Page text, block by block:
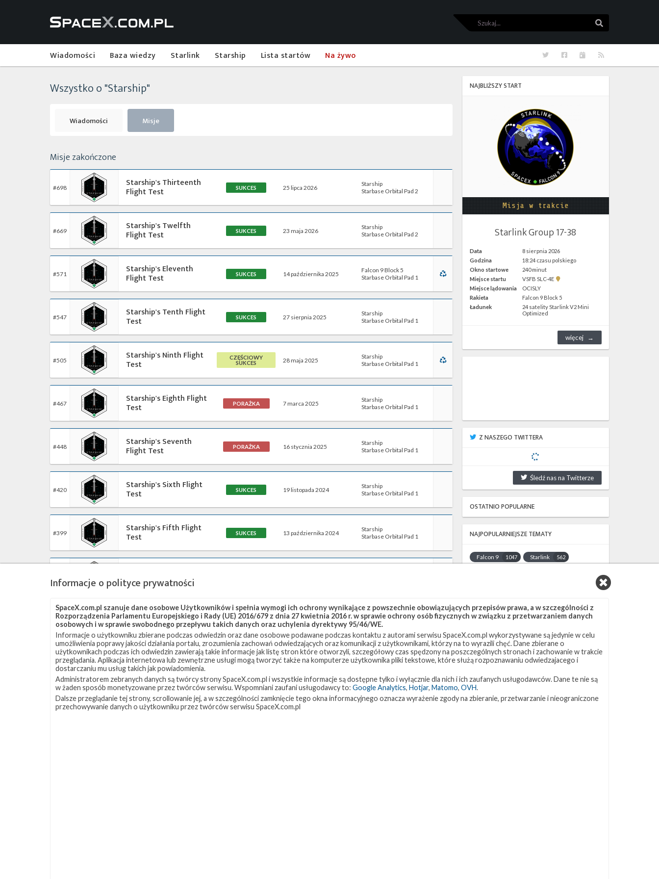
Szukaj
Wiadomości Baza wiedzy Starlink Starship Lista startów Na żywo RSS
Kalendarze
Facebook
Twitter
Wszystko o "Starship"
Wiadomości Misje
Misje zakończone
#698 Starship's Thirteenth
Flight Test 25 lipca 2026
Starship
Starbase Orbital Pad 2
SUKCES
#669 Starship's Twelfth
Flight Test 23 maja 2026
Starship
Starbase Orbital Pad 2
SUKCES
#571 Starship's Eleventh
Flight Test 14 października 2025
Falcon 9 Block 5
Starbase Orbital Pad 1
SUKCES
#547 Starship's Tenth Flight
Test 27 sierpnia 2025
Starship
Starbase Orbital Pad 1
SUKCES
#505 Starship's Ninth Flight
Test 28 maja 2025
Starship
Starbase Orbital Pad 1
CZĘŚCIOWY
SUKCES
#467 Starship's Eighth Flight
Test 7 marca 2025
Starship
Starbase Orbital Pad 1
PORAŻKA
#448 Starship's Seventh
Flight Test 16 stycznia 2025
Starship
Starbase Orbital Pad 1
PORAŻKA
#420 Starship's Sixth Flight
Test 19 listopada 2024
Starship
Starbase Orbital Pad 1
SUKCES
#399 Starship's Fifth Flight
Test 13 października 2024
Starship
Starbase Orbital Pad 1
SUKCES
Test
#326 Starship's Third Flight
Test 14 marca 2024
Starship
Starbase Orbital Pad 1
SUKCES
#289 Starship's Second Flight
Test 18 listopada 2023
Starship
Starbase Orbital Pad 1
PORAŻKA
#229 Starship Flight Test 20 kwietnia 2023
Starship
PORAŻKA
NAJBLIŻSZY START
Misja w trakcie
Starlink Group 17-38
Data
8 sierpnia 2026
Godzina
18:24 czasu polskiego
Okno startowe
240 minut
Miejsce startu
VSFB SLC-4E
Pokaż
SLC-
4E w
Google
Miejsce lądowania
OCISLY
Rakieta
Falcon 9 Block 5
Ładunek
24 satelity Starlink V2 Mini
Optimized
więcej
Z NASZEGO TWITTERA
Śledź nas na Twitterze
OSTATNIO POPULARNE
NAJPOPULARNIEJSZE TEMATY
Falcon 9 1047 Starlink 562
JRTI 214 ASOG 182
Starship 107 Landing Zone 1 96
Loty załogowe 95 ISS 93
ZAPRZYJAŹNIONE STRONY
Kosmogadka
Informacje o polityce prywatności
SpaceX.com.pl szanuje dane osobowe Użytkowników i spełnia wymogi ich ochrony wynikające z powszechnie obowiązujących przepisów prawa, a w szczególności z
Rozporządzenia Parlamentu Europejskiego i Rady (UE) 2016/679 z dnia 27 kwietnia 2016 r. w sprawie ochrony osób fizycznych w związku z przetwarzaniem danych
osobowych i w sprawie swobodnego przepływu takich danych oraz uchylenia dyrektywy 95/46/WE.
Informacje o użytkowniku zbierane podczas odwiedzin oraz dane osobowe podawane podczas kontaktu z autorami serwisu SpaceX.com.pl wykorzystywane są jedynie w celu
umożliwienia poprawy jakości działania portalu, zrozumienia zachowań odwiedzających oraz komunikacji z użytkownikami, którzy na to wyrazili chęć. Dane zbierane o
użytkownikach podczas ich odwiedzin zawierają takie informacje jak listę stron które otworzyli, szczegółowy czas spędzony na poszczególnych stronach i zachowanie w trakcie
przeglądania. Aplikacja internetowa lub zewnętrzne usługi mogą tworzyć także na komputerze użytkownika pliki tekstowe, które służą rozpoznawaniu odwiedzajacego i
dostarczaniu mu usług takich jak powiadomienia.
Administratorem zebranych danych są twórcy strony SpaceX.com.pl i wszystkie informacje są dostępne tylko i wyłącznie dla nich i ich zaufanych usługodawców. Dane te nie są
w żaden sposób monetyzowane przez twórców serwisu. Wspomniani zaufani usługodawcy to: Google Analytics, Hotjar, Matomo, OVH.
Dalsze przeglądanie tej strony, scrollowanie jej, a w szczególności zamknięcie tego okna informacyjnego oznacza wyrażenie zgody na zbieranie, przetwarzanie i nieograniczone
przechowywanie danych o użytkowniku przez twórców serwisu SpaceX.com.pl